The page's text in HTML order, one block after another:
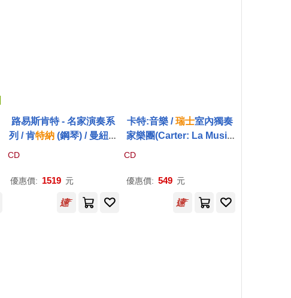
路易斯肯特 - 名家演奏系
列 / 肯特納(鋼琴) / 曼紐因
(小提琴) / 霍爾斯特 (小提
尼 (大提琴) / 凱爾 (單簧管)
s Kentner - plays / Kentn
CD
優惠價: 1519 元
卡特:音樂 /瑞士室內獨奏
家樂團(Carter: La Musiq
ue / Swiss Chamber Sol
CD
優惠價: 549 元